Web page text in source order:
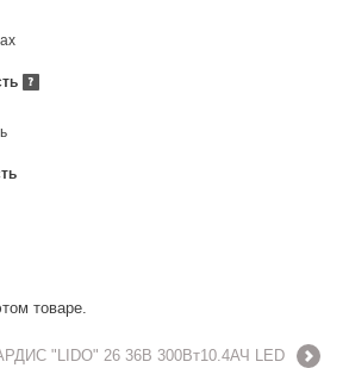
товаре.
"LIDO" 26 36В 300Вт10.4АЧ LED